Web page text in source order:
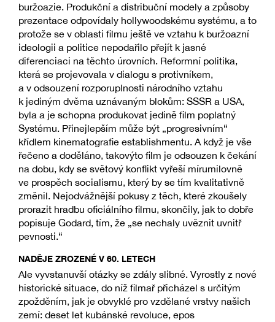
buržoazie. Produkční a distribuční modely a způsoby
prezentace odpovídaly hollywoodskému systému, a to
protože se v oblasti filmu ještě ve vztahu k buržoazní
ideologii a politice nepodařilo přejít k jasné
diferenciaci na těchto úrovních. Reformní politika,
která se projevovala v dialogu s protivníkem,
a v odsouzení rozporuplnosti národního vztahu
k jediným dvěma uznávaným blokům: SSSR a USA,
byla a je schopna produkovat jedině film poplatný
Systému. Přinejlepším může být „progresivním“
křídlem kinematografie establishmentu. A když je vše
řečeno a doděláno, takovýto film je odsouzen k čekání
na dobu, kdy se světový konflikt vyřeší mírumilovně
ve prospěch socialismu, který by se tím kvalitativně
změnil. Nejodvážnější pokusy z těch, které zkoušely
prorazit hradbu oficiálního filmu, skončily, jak to dobře
popisuje Godard, tím, že „se nechaly uvěznit uvnitř
pevnosti.“
NADĚJE ZROZENÉ V 60. LETECH
Ale vyvstanuvší otázky se zdály slibné. Vyrostly z nové
historické situace, do níž filmař přicházel s určitým
zpožděním, jak je obvyklé pro vzdělané vrstvy našich
zemí: deset let kubánské revoluce, epos